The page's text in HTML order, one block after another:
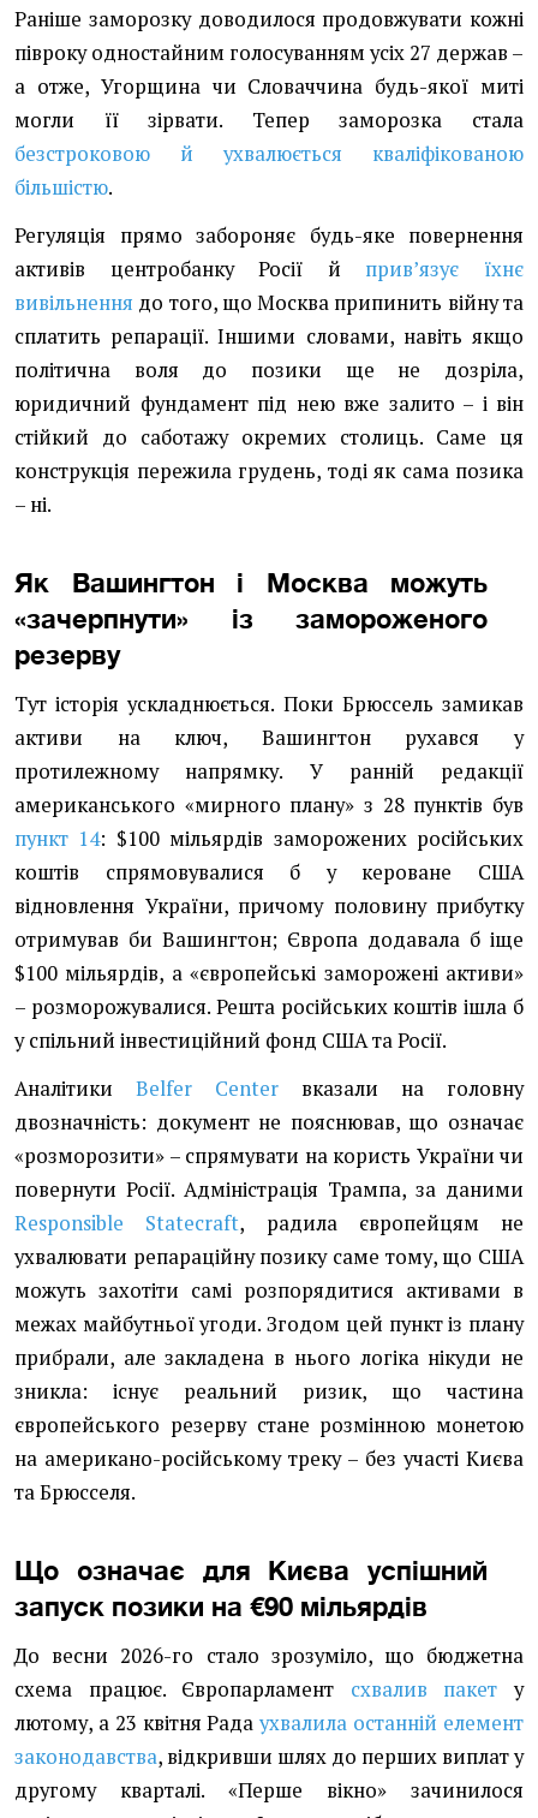
Раніше заморозку доводилося продовжувати кожні
півроку одностайним голосуванням усіх 27 держав –
а отже, Угорщина чи Словаччина будь-якої миті
могли її зірвати. Тепер заморозка стала
безстроковою й ухвалюється кваліфікованою
більшістю.
Регуляція прямо забороняє будь-яке повернення
активів центробанку Росії й привʼязує їхнє
вивільнення до того, що Москва припинить війну та
сплатить репарації. Іншими словами, навіть якщо
політична воля до позики ще не дозріла,
юридичний фундамент під нею вже залито – і він
стійкий до саботажу окремих столиць. Саме ця
конструкція пережила грудень, тоді як сама позика
– ні.
Як Вашингтон і Москва можуть
«зачерпнути» із замороженого
резерву
Тут історія ускладнюється. Поки Брюссель замикав
активи на ключ, Вашингтон рухався у
протилежному напрямку. У ранній редакції
американського «мирного плану» з 28 пунктів був
пункт 14: $100 мільярдів заморожених російських
коштів спрямовувалися б у кероване США
відновлення України, причому половину прибутку
отримував би Вашингтон; Європа додавала б іще
$100 мільярдів, а «європейські заморожені активи»
– розморожувалися. Решта російських коштів ішла б
у спільний інвестиційний фонд США та Росії.
Аналітики Belfer Center вказали на головну
двозначність: документ не пояснював, що означає
«розморозити» – спрямувати на користь України чи
повернути Росії. Адміністрація Трампа, за даними
Responsible Statecraft, радила європейцям не
ухвалювати репараційну позику саме тому, що США
можуть захотіти самі розпорядитися активами в
межах майбутньої угоди. Згодом цей пункт із плану
прибрали, але закладена в нього логіка нікуди не
зникла: існує реальний ризик, що частина
європейського резерву стане розмінною монетою
на американо-російському треку – без участі Києва
та Брюсселя.
Що означає для Києва успішний
запуск позики на €90 мільярдів
До весни 2026-го стало зрозуміло, що бюджетна
схема працює. Європарламент схвалив пакет у
лютому, а 23 квітня Радаухвалила останній елемент
законодавства, відкривши шлях до перших виплат у
другому кварталі. «Перше вікно» зачинилося